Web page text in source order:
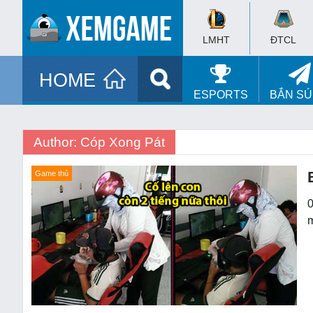
LMHT ĐTCL
HOME
ESPORTS BẮN
Author: Cóp Xong Pát
Game thủ